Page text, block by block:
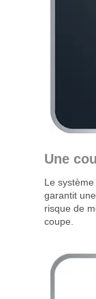
Une
Le
garantit
risque de
coupe.